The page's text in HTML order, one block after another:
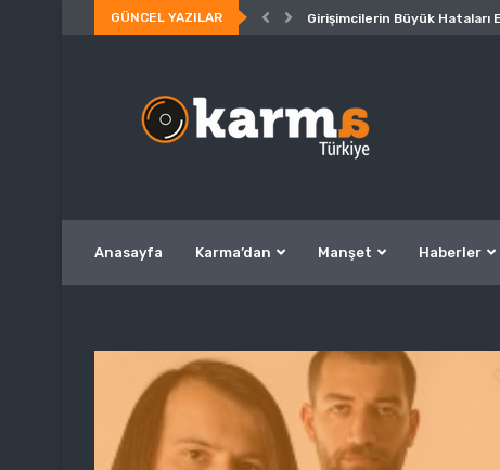
GÜNCEL YAZILAR Girişimcilerin Büyük Hataları
Anasayfa Karma’dan Manşet Haberler